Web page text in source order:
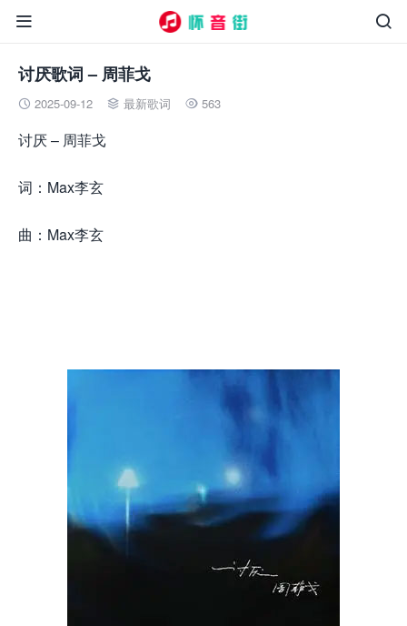


讨厌歌词 – 周菲戈
 2025-09-12  最新歌词  563
讨厌 – 周菲戈
词：Max李玄
曲：Max李玄